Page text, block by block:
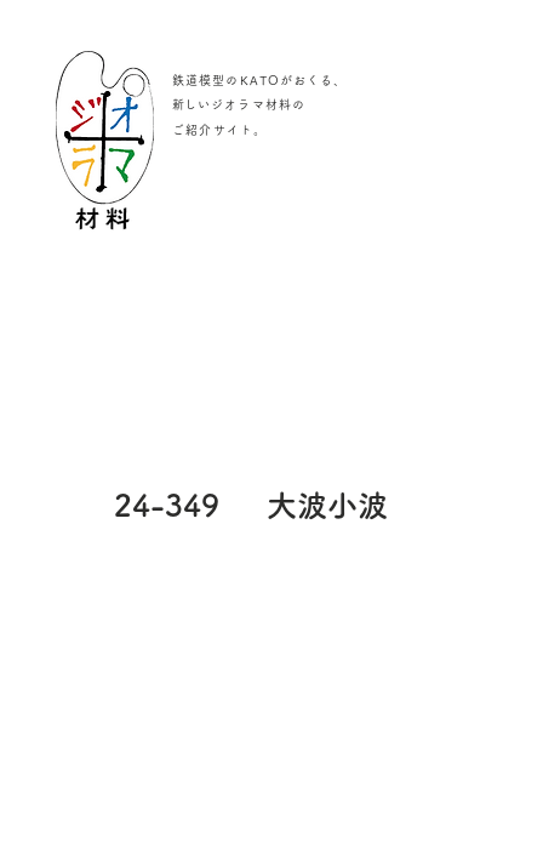
鉄道模型のKATOがおくる、
​新しいジオラマ材料の
ご紹介サイト
24-349 大波小波